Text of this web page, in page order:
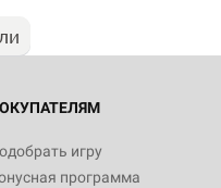
игру
программа